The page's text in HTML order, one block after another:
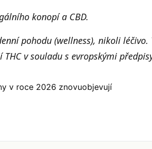
konopí a CBD.
pohodu (wellness), nikoli
v souladu s evropskými
v roce 2026 znovuobjevují